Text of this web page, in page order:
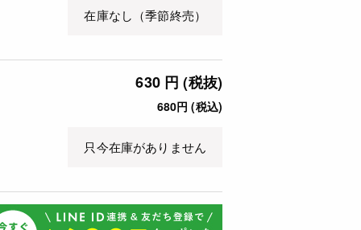
在庫なし（季節終売）
630 円 (税抜)
680円 (税込)
只今在庫がありません